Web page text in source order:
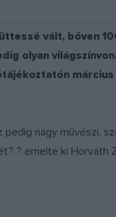
vált, bőven
olyan
március
nagy művészi,
? emelte ki Horváth